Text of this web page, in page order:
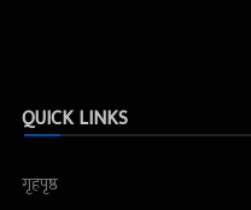
QUICK LINKS
गृहपृष्ठ